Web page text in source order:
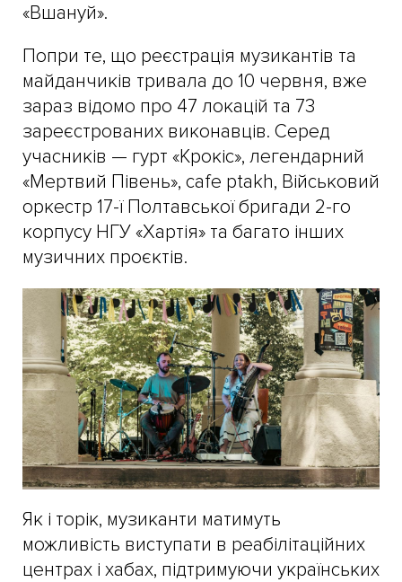
«Вшануй».
Попри те, що реєстрація музикантів та
майданчиків тривала до 10 червня, вже
зараз відомо про 47 локацій та 73
зареєстрованих виконавців. Серед
учасників — гурт «Крокіс», легендарний
«Мертвий Півень», cafe ptakh, Військовий
оркестр 17-ї Полтавської бригади 2-го
корпусу НГУ «Хартія» та багато інших
музичних проєктів.
Як і торік, музиканти матимуть
можливість виступати в реабілітаційних
центрах і хабах, підтримуючи українських